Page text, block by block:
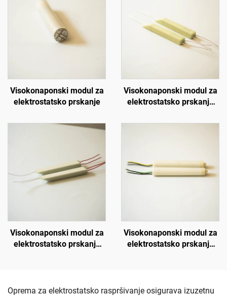
Visokonaponski modul za
elektrostatsko prskanje
Visokonaponski modul za
elektrostatsko prskanje
Visokonaponski modul za
elektrostatsko prskanje
Visokonaponski modul za
elektrostatsko prskanje
Oprema za elektrostatsko raspršivanje osigurava izuzetnu